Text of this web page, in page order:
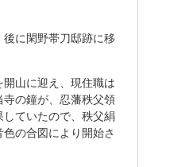
に閑野帯刀邸跡に移
山に迎え、現住職は
の鐘が、忍藩秩父領
ていたので、秩父絹
の合図により開始さ